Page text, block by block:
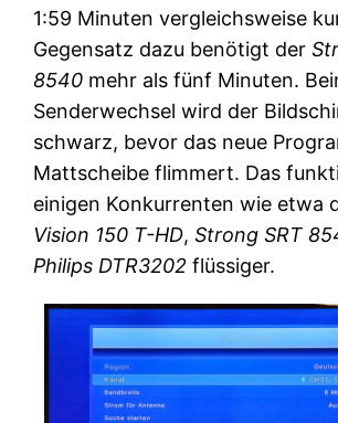
1:59 Minuten vergleichsweise
Gegensatz dazu benötigt der
8540 mehr als fünf Minuten.
Senderwechsel wird der
schwarz, bevor das neue
Mattscheibe flimmert. Das
einigen Konkurrenten wie etwa
Vision 150 T-HD, Strong SRT
Philips DTR3202 flüssiger.